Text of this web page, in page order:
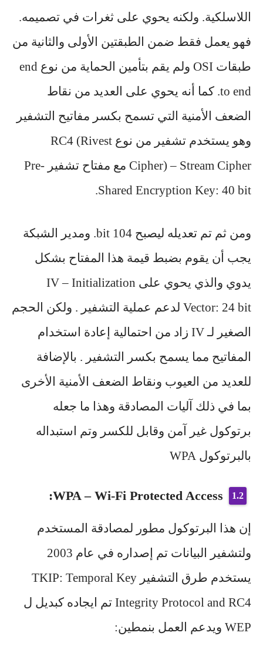
اللاسلكية. ولكنه يحوي على ثغرات في تصميمه.
فهو يعمل فقط ضمن الطبقتين الأولى والثانية من
طبقات OSI ولم يقم بتأمين الحماية من نوع end
to end. كما أنه يحوي على العديد من نقاط
الضعف الأمنية التي تسمح بكسر مفاتيح التشفير
وهو يستخدم تشفير من نوع RC4 (Rivest
Cipher) – Stream Cipher مع مفتاح تشفير Pre-
Shared Encryption Key: 40 bit.
ومن ثم تم تعديله ليصبح 104 bit. ومدير الشبكة
يجب أن يقوم بضبط قيمة هذا المفتاح بشكل
يدوي والذي يحوي على IV – Initialization
Vector: 24 bit لدعم عملية التشفير . ولكن الحجم
الصغير لـ IV زاد من احتمالية إعادة استخدام
المفاتيح مما يسمح بكسر التشفير . بالإضافة
للعديد من العيوب ونقاط الضعف الأمنية الأخرى
بما في ذلك آليات المصادقة وهذا ما جعله
برتوكول غير آمن وقابل للكسر وتم استبداله
بالبرتوكول WPA
WPA – Wi-Fi Protected Access:
إن هذا البرتوكول مطور لمصادقة المستخدم
ولتشفير البيانات تم إصداره في عام 2003
يستخدم طرق التشفير TKIP: Temporal Key
Integrity Protocol and RC4 تم ايجاده كبديل ل
WEP ويدعم العمل بنمطين: